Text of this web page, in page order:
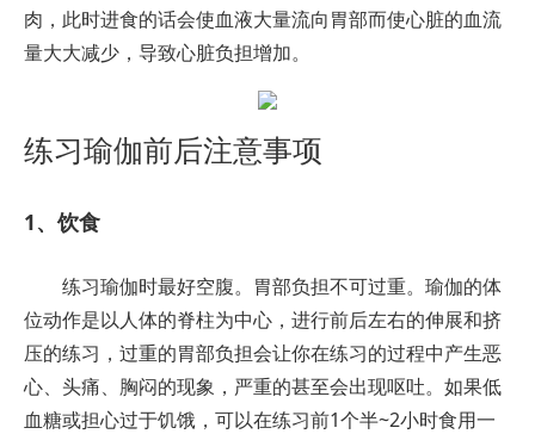
肉，此时进食的话会使血液大量流向胃部而使心脏的血流
量大大减少，导致心脏负担增加。
练习瑜伽前后注意事项
1、饮食
练习瑜伽时最好空腹。胃部负担不可过重。瑜伽的体
位动作是以人体的脊柱为中心，进行前后左右的伸展和挤
压的练习，过重的胃部负担会让你在练习的过程中产生恶
心、头痛、胸闷的现象，严重的甚至会出现呕吐。如果低
血糖或担心过于饥饿，可以在练习前1个半~2小时食用一